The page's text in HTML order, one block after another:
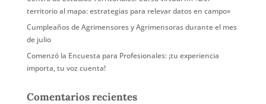
territorio al mapa: estrategias para relevar datos en campo»
Cumpleaños de Agrimensores y Agrimensoras durante el mes
de julio
Comenzó la Encuesta para Profesionales: ¡tu experiencia
importa, tu voz cuenta!
Comentarios recientes